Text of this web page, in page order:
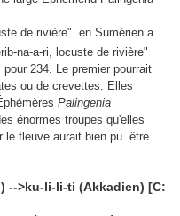
de rivière" en Sumérien a
na-a-ri, locuste de rivière"
234. Le premier pourrait
ou de crevettes. Elles
Palingenia
énormes troupes qu'elles
le fleuve aurait bien pu être
-->ku-li-li-ti (Akkadien) [C: